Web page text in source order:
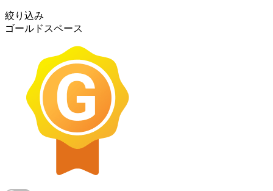
絞り込み
ゴールドスペース